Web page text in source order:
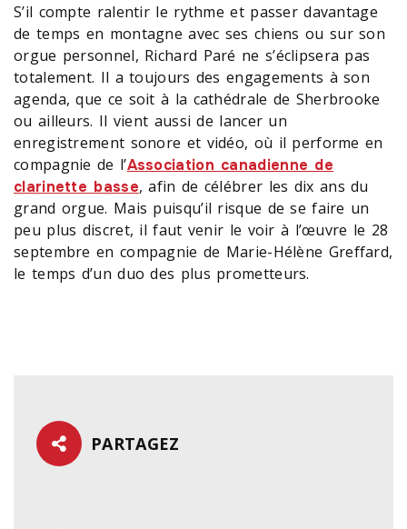
S’il compte ralentir le rythme et passer davantage
de temps en montagne avec ses chiens ou sur son
orgue personnel, Richard Paré ne s’éclipsera pas
totalement. Il a toujours des engagements à son
agenda, que ce soit à la cathédrale de Sherbrooke
ou ailleurs. Il vient aussi de lancer un
enregistrement sonore et vidéo, où il performe en
compagnie de l’Association canadienne de
clarinette basse, afin de célébrer les dix ans du
grand orgue. Mais puisqu’il risque de se faire un
peu plus discret, il faut venir le voir à l’œuvre le 28
septembre en compagnie de Marie-Hélène Greffard,
le temps d’un duo des plus prometteurs.
PARTAGEZ